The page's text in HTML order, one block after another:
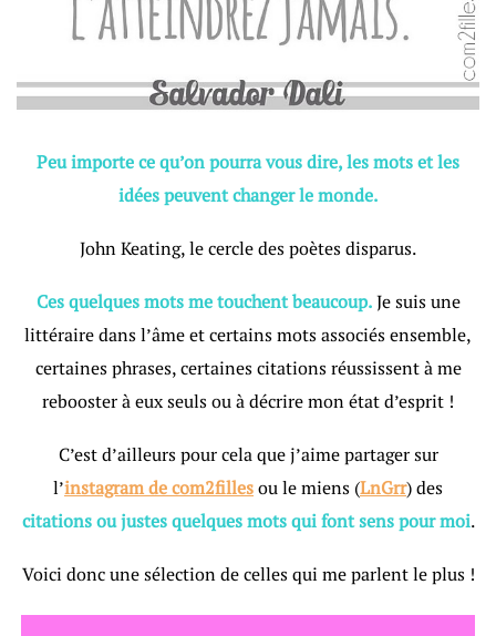
Peu importe ce qu’on pourra vous dire, les mots et les
idées peuvent changer le monde.
John Keating, le cercle des poètes disparus.
Ces quelques mots me touchent beaucoup. Je suis une
littéraire dans l’âme et certains mots associés ensemble,
certaines phrases, certaines citations réussissent à me
rebooster à eux seuls ou à décrire mon état d’esprit !
C’est d’ailleurs pour cela que j’aime partager sur
l’instagram de com2fillesou le miens (LnGrr) des
citations ou justes quelques mots qui font sens pour moi.
Voici donc une sélection de celles qui me parlent le plus !